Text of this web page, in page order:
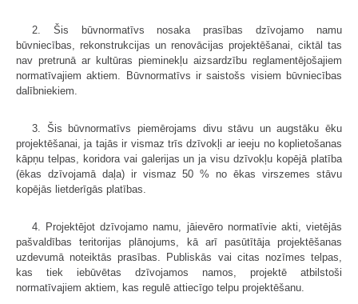
2. Šis būvnormatīvs nosaka prasības dzīvojamo namu
būvniecības, rekonstrukcijas un renovācijas projektēšanai, ciktāl tas
nav pretrunā ar kultūras pieminekļu aizsardzību reglamentējošajiem
normatīvajiem aktiem. Būvnormatīvs ir saistošs visiem būvniecības
dalībniekiem.
3. Šis būvnormatīvs piemērojams divu stāvu un augstāku ēku
projek­tēšanai, ja tajās ir vismaz trīs dzīvokļi ar ieeju no koplietošanas
kāpņu telpas, koridora vai galerijas un ja visu dzīvokļu kopējā platība
(ēkas dzīvojamā daļa) ir vismaz 50 % no ēkas virszemes stāvu
kopējās lietderīgās platības.
4. Projektējot dzīvojamo namu, jāievēro normatīvie akti, vietējās
pašvaldības teritorijas plānojums, kā arī pasūtītāja projektēšanas
uzdevumā noteiktās prasības. Publiskās vai citas nozīmes telpas,
kas tiek iebūvētas dzīvojamos namos, projektē atbilstoši
normatīvajiem aktiem, kas regulē attiecīgo telpu projektēšanu.